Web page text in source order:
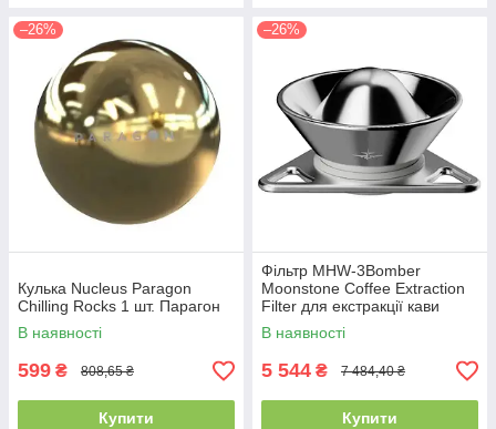
–26%
Кулька Nucleus Paragon
Chilling Rocks 1 шт. Парагон
В наявності
599 ₴ 808,65 ₴
Купити
–26%
Фільтр MHW-3Bomber
Moonstone Coffee Extraction
Filter для екстракції кави
В наявності
5 544 ₴ 7 484,40 ₴
Купити